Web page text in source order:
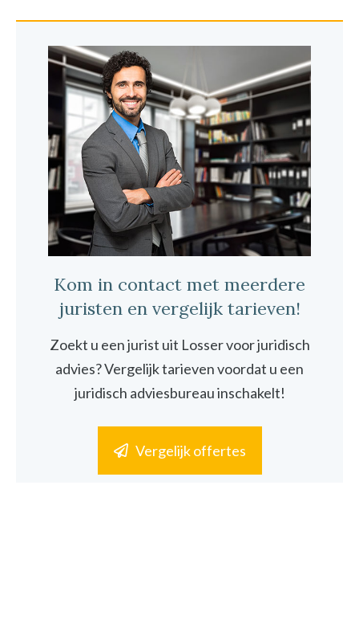
Kom in contact met meerdere
juristen en vergelijk tarieven!
Zoekt u een jurist uit Losser voor juridisch
advies? Vergelijk tarieven voordat u een
juridisch adviesbureau inschakelt!
Vergelijk offertes